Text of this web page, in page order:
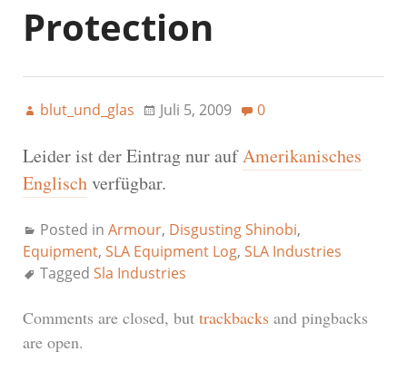
Protection
blut_und_glas Juli 5, 2009 0
Leider ist der Eintrag nur aufAmerikanisches
Englischverfügbar.
Posted in Armour, Disgusting Shinobi,
Equipment, SLA Equipment Log, SLA Industries
Tagged Sla Industries
Comments are closed, but trackbacks and pingbacks
are open.